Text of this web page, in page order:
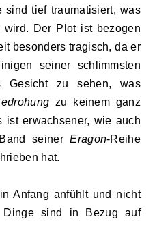
sind tief traumatisiert, was
Der Plot ist bezogen
besonders tragisch, da er
seiner schlimmsten
Gesicht zu sehen, was
zu keinem ganz
ist erwachsener, wie auch
seinerEragon-Reihe
hat.
Anfang anfühlt und nicht
sind in Bezug auf